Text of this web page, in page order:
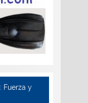
Fuerza y